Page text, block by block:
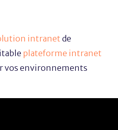
intranetde
plateforme intranet
vos environnements